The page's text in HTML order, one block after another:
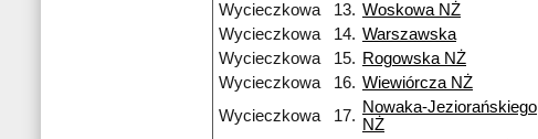
Wycieczkowa
13. Woskowa NŻ
Wycieczkowa
14. Warszawska
Wycieczkowa
15. Rogowska NŻ
Wycieczkowa
16. Wiewiórcza NŻ
Wycieczkowa
17. Nowaka-Jeziorańskiego
NŻ